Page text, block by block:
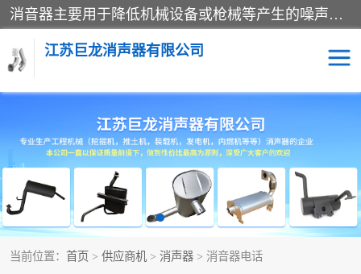
消音器主要用于降低机械设备或枪械等产生的噪声。它通过阻尼或增加排气面积来降低排气速度和功率，从而降低噪声。常见的消音器类型包括阻性消声器、抗性消声器、共振消声器以及阻抗复合式消声器等。这些消音器各有特点，适用于不同频率的噪声消除。
江苏巨龙消声器有限公司
当前位置： 首页 > 供应商机 > 消声器 > 消音器电话
消声器